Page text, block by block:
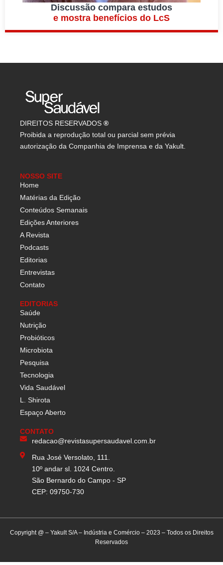
Discussão compara estudos
e mostra benefícios do LcS
DIREITOS RESERVADOS ®
Proibida a reprodução total ou parcial sem prévia
autorização da Companhia de Imprensa e da Yakult.
NOSSO SITE
Home
Matérias da Edição
Conteúdos Semanais
Edições Anteriores
A Revista
Podcasts
Editorias
Entrevistas
Contato
EDITORIAS
Saúde
Nutrição
Probióticos
Microbiota
Pesquisa
Tecnologia
Vida Saudável
L. Shirota
Espaço Aberto
CONTATO
redacao@revistasupersaudavel.com.br
Rua José Versolato, 111.
10º andar sl. 1024 Centro.
São Bernardo do Campo - SP
CEP: 09750-730
Copyright @ – Yakult S/A – Indústria e Comércio – 2023 – Todos os Direitos
Reservados